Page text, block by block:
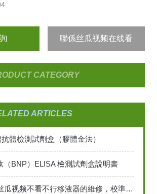
聯係丝瓜视频在线看
CATEGORY
ARTICLES
體檢測試劑盒（膠體金法）
（BNP）ELISA 檢測試劑盒說明書
eppendorf丝瓜视频不看不行移液器的維修，校準和清洗